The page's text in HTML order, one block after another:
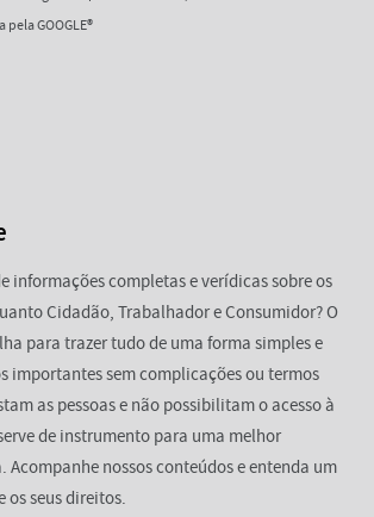
GOOGLE®
informações completas e verídicas sobre os
Cidadão, Trabalhador e Consumidor? O
para trazer tudo de uma forma simples e
importantes sem complicações ou termos
as pessoas e não possibilitam o acesso à
de instrumento para uma melhor
Acompanhe nossos conteúdos e entenda um
os seus direitos.